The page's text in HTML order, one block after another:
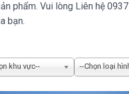
phẩm. Vui lòng Liên hệ
bạn.
khu vực-- --Chọn loại